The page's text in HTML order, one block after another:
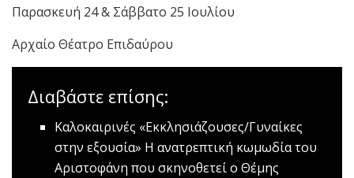
Παρασκευή 24 & Σάββατο 25 Ιουλίου
Αρχαίο Θέατρο Επιδαύρου
Διαβάστε επίσης:
Καλοκαιρινές «Εκκλησιάζουσες/Γυναίκες
στην εξουσία» Η ανατρεπτική κωμωδία του
Αριστοφάνη που σκηνοθετεί ο Θέμης